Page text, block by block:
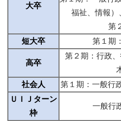
大卒
福祉、情報）
第
短大卒
第１期
高卒
第２期：行政
社会人
第１期：一般行
ＵＩＪターン
枠
一般行